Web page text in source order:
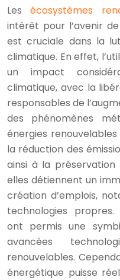
Lesécosystèmes
intérêt pour l’avenir
est cruciale dans la
climatique. En effet,
un impact
climatique, avec la
responsables de
des phénomènes
énergies
la réduction des
ainsi à la préservation
elles détiennent un
création d’emplois,
technologies
ont permis une
avancées
renouvelables.
énergétique puisse